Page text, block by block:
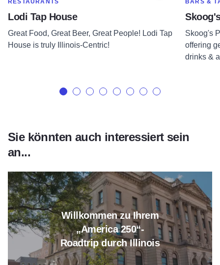
RESTAURANTS
Lodi Tap House
Great Food, Great Beer, Great People! Lodi Tap
House is truly Illinois-Centric!
BARS &
Skoog's
offering
drinks &
Sie könnten auch interessiert sein
an...
Willkommen zu Ihrem
„America 250“-
Roadtrip durch Illinois
Erfahren Sie mehr über